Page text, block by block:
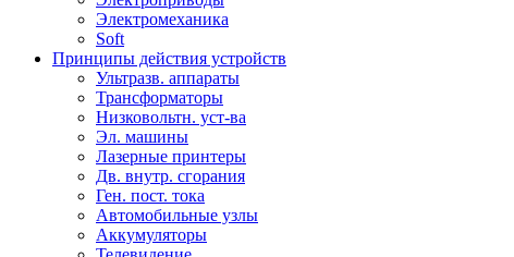
Электромеханика
Soft
Принципы действия устройств
Ультразв. аппараты
Трансформаторы
Низковольтн. уст-ва
Эл. машины
Лазерные принтеры
Дв. внутр. сгорания
Ген. пост. тока
Автомобильные узлы
Аккумуляторы